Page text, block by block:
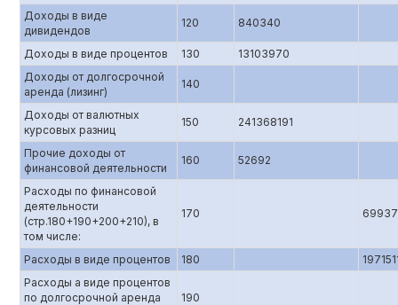
Доходы в виде
дивидендов
120 840340
Доходы в виде процентов 130
13103970
Доходы от долгосрочной
аренда (лизинг)
140
Доходы от валютных
курсовых разниц
150 241368191
Прочие доходы от
финансовой деятельности
160 52692
Расходы по финансовой
деятельности
(стр.180+190+200+210), в
том числе:
170
Расходы в виде процентов 180
Расходы а виде процентов
по долгосрочной аренда
190